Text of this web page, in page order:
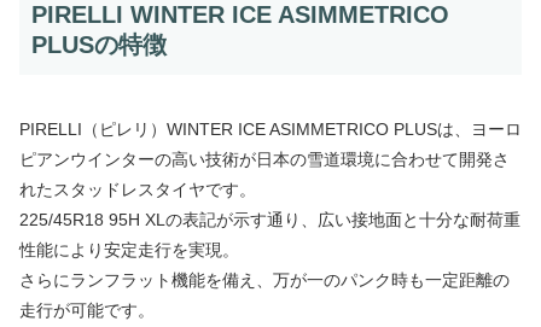
PIRELLI WINTER ICE ASIMMETRICO
PLUSの特徴
PIRELLI（ピレリ）WINTER ICE ASIMMETRICO PLUSは、ヨーロ
ピアンウインターの高い技術が日本の雪道環境に合わせて開発さ
れたスタッドレスタイヤです。
225/45R18 95H XLの表記が示す通り、広い接地面と十分な耐荷重
性能により安定走行を実現。
さらにランフラット機能を備え、万が一のパンク時も一定距離の
走行が可能です。